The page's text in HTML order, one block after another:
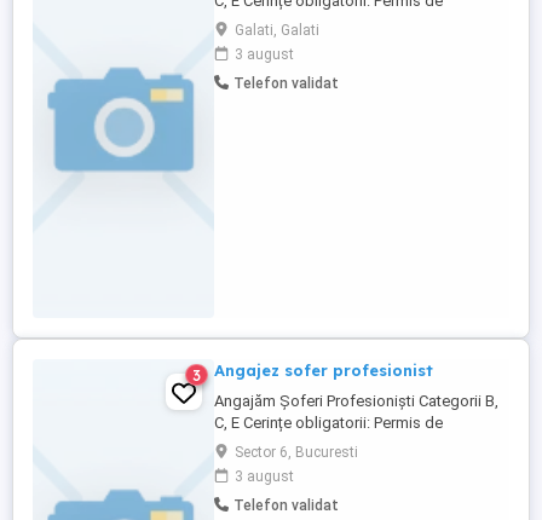
conducere categoriile B, C, E Atestat
transport marfă și ADR (valide)
Seriozitate, responsabilitate și dorință de
performanță Ce oferim: Salariu motivant
Galati, Galati
3 august
Telefon validat
3 Angajez sofer profesionist
Angajăm Șoferi Profesioniști Categorii B,
C, E Cerințe obligatorii: Permis de
conducere categoriile B, C, E Atestat
transport marfă și ADR (valide)
Seriozitate, responsabilitate și dorință de
performanță Ce oferim: Salariu motivant
Sector 6, Bucuresti
3 august
Telefon validat